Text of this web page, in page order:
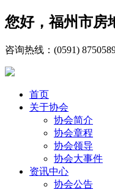
您好，福州市房
咨询热线：(0591)
首页
关于协会
协会简介
协会章程
协会领导
协会大事件
资讯中心
协会公告